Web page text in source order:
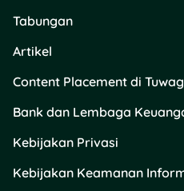
bijak dalam
Rekomendasi
Amar Bank
Tabungan
Artikel
Content Placement di
Bank dan Lembaga
Kebijakan Privasi
Kebijakan Keamanan